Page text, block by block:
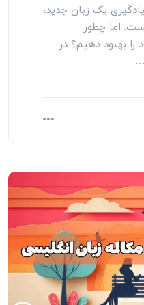
یک زبان جدید،
اما چطور
بهبود دهیم؟ در